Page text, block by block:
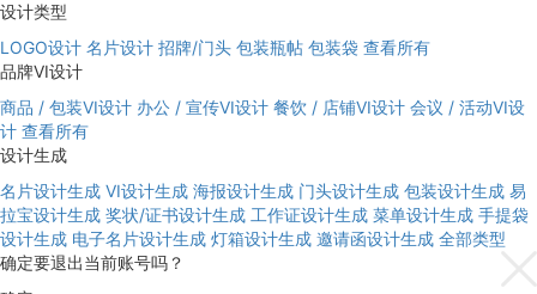
设计类型
LOGO设计 名片设计 招牌/门头 包装瓶帖 包装袋 查看所有
品牌VI设计
商品 / 包装VI设计 办公 / 宣传VI设计 餐饮 / 店铺VI设计 会议 / 活动VI设
计 查看所有
设计生成
名片设计生成 VI设计生成 海报设计生成 门头设计生成 包装设计生成 易
拉宝设计生成 奖状/证书设计生成 工作证设计生成 菜单设计生成 手提袋
设计生成 电子名片设计生成 灯箱设计生成 邀请函设计生成 全部类型
确定要退出当前账号吗？